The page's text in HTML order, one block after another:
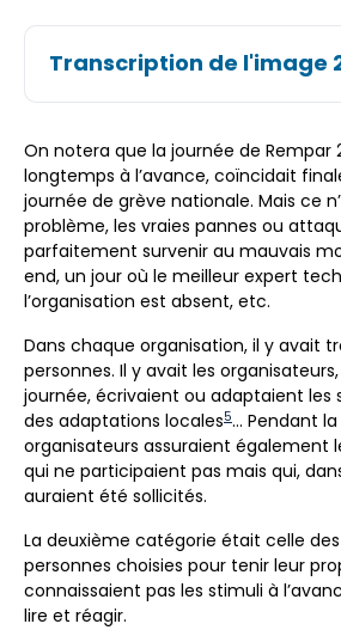
Transcription de l'image
On notera que la journée de Rempar
longtemps à l’avance, coïncidait
journée de grève nationale. Mais ce
problème, les vraies pannes ou
parfaitement survenir au mauvais
end, un jour où le meilleur expert
l’organisation est absent, etc.
Dans chaque organisation, il y avait
personnes. Il y avait les
journée, écrivaient ou adaptaient les
des adaptations locales5… Pendant
organisateurs assuraient également
qui ne participaient pas mais qui,
auraient été sollicités.
La deuxième catégorie était celle
personnes choisies pour tenir leur
connaissaient pas les stimuli à
lire et réagir.